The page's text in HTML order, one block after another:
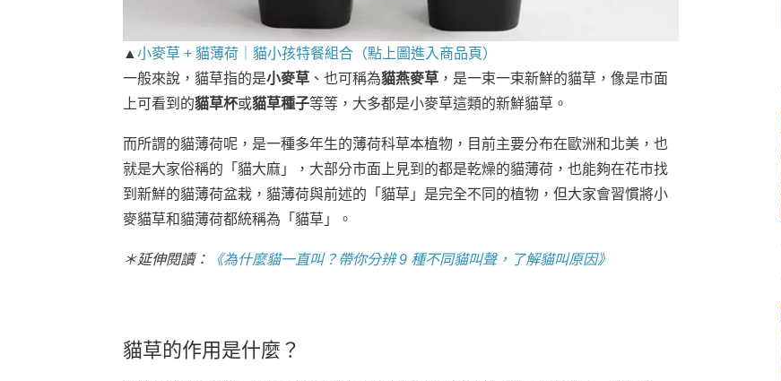
▲ 小麥草 + 貓薄荷｜貓小孩特餐組合（點上圖進入商品頁）
一般來說，貓草指的是小麥草 、也可稱為貓燕麥草 ，是一束一束新鮮的貓草，像是市面
上可看到的貓草杯或貓草種子等等，大多都是小麥草這類的新鮮貓草。
而所謂的貓薄荷呢，是一種多年生的薄荷科草本植物，目前主要分布在歐洲和北美，也
就是大家俗稱的「貓大麻」，大部分市面上見到的都是乾燥的貓薄荷，也能夠在花市找
到新鮮的貓薄荷盆栽，貓薄荷與前述的「貓草」是完全不同的植物，但大家會習慣將小
麥貓草和貓薄荷都統稱為「貓草」。
＊延伸閱讀： 《為什麼貓一直叫？帶你分辨 9 種不同貓叫聲，了解貓叫原因》
貓草的作用是什麼？